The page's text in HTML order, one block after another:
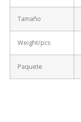
Tamaño
Weight/pcs
Paquete